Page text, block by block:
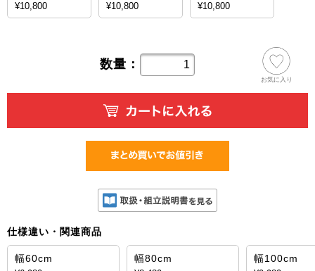
¥10,800 ¥10,800 ¥10,800
数量：
お気に入り
仕様違い・関連商品
幅60cm 幅80cm 幅100cm